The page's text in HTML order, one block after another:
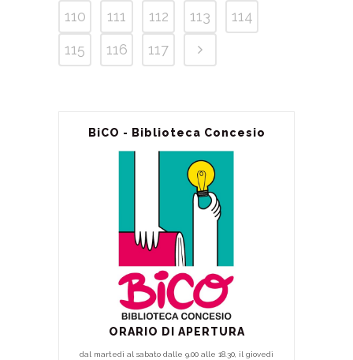
110
111 112 113
114
115
116 117
BiCO - Biblioteca Concesio
ORARIO DI APERTURA
dal martedì al sabato dalle 9.00 alle 18.30, il giovedì